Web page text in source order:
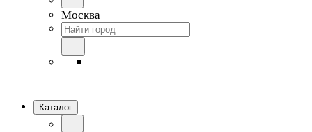
Москва
Каталог